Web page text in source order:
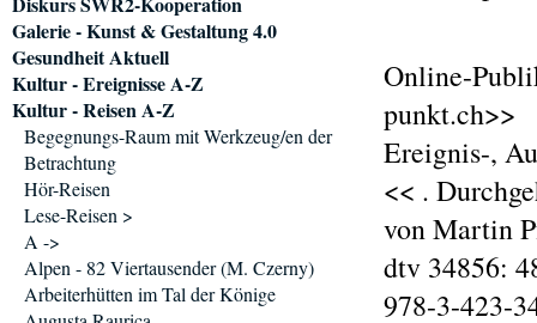
Online-
punkt.ch>>
Ereignis-,
<< .
von Martin
dtv 34856:
978-3-423-
Galerie - Kunst & Gestaltung 4.0
Gesundheit Aktuell
Kultur - Ereignisse A-Z
Kultur - Reisen A-Z
Begegnungs-Raum mit Werkzeug/en der
Betrachtung
Hör-Reisen
Lese-Reisen >
A ->
Alpen - 82 Viertausender (M. Czerny)
Arbeiterhütten im Tal der Könige